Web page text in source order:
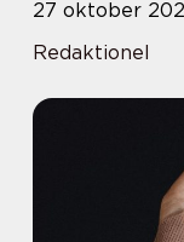
27 oktober
Redaktionel